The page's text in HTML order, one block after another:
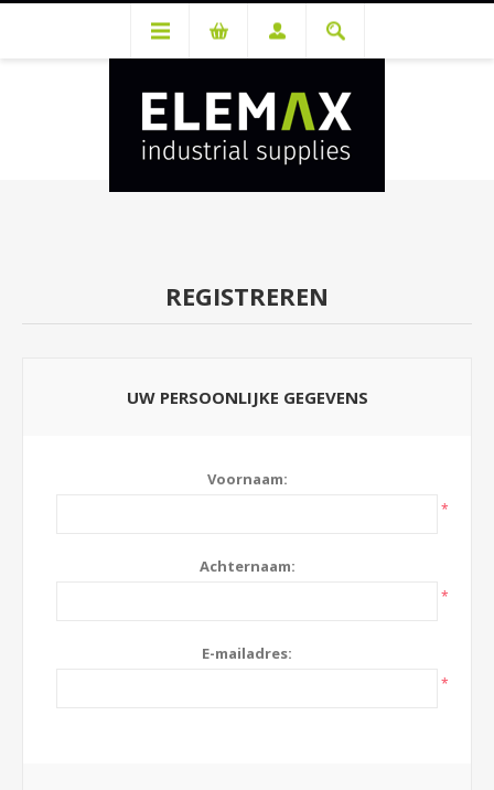
Je hebt een account nodig om prijzen te bekijken en bestellingen te
REGISTREREN
UW PERSOONLIJKE GEGEVENS
Voornaam:
*
Achternaam:
*
E-mailadres:
*